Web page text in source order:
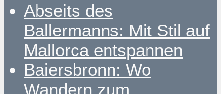
Abseits des
Ballermanns: Mit Stil auf
Mallorca entspannen
Baiersbronn: Wo
Wandern zum